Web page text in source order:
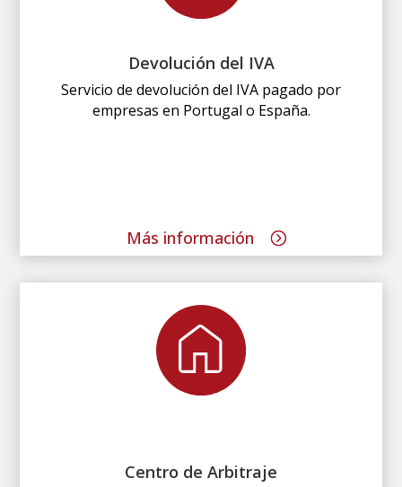
Devolución del IVA
Servicio de devolución del IVA pagado por
empresas en Portugal o España.
Más información
Centro de Arbitraje